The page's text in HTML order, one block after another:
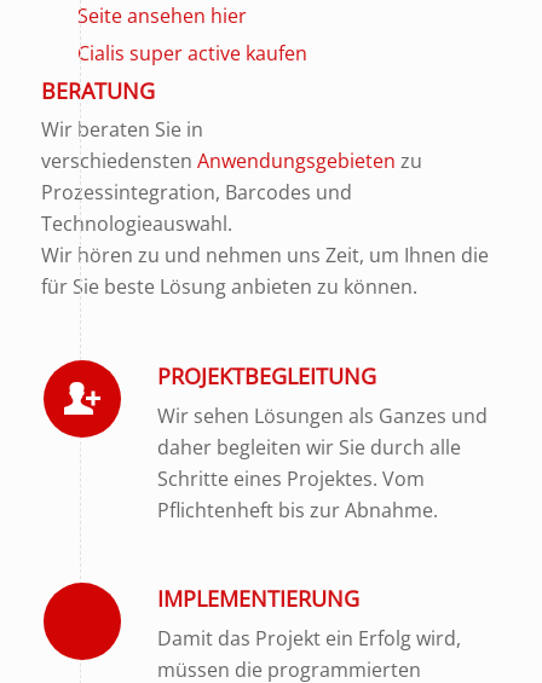
Seite ansehen hier
Cialis super active kaufen
BERATUNG
Wir beraten Sie in
verschiedensten Anwendungsgebieten zu
Prozessintegration, Barcodes und
Technologieauswahl.
Wir hören zu und nehmen uns Zeit, um Ihnen die
für Sie beste Lösung anbieten zu können.
PROJEKTBEGLEITUNG
Wir sehen Lösungen als Ganzes und
daher begleiten wir Sie durch alle
Schritte eines Projektes. Vom
Pflichtenheft bis zur Abnahme.
IMPLEMENTIERUNG
Damit das Projekt ein Erfolg wird,
müssen die programmierten